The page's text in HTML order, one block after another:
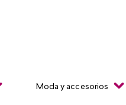
Moda y accesorios